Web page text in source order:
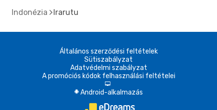
Indonézia Irarutu
Általános szerződési feltételek
Sütiszabályzat
Adatvédelmi szabályzat
A promóciós kódok felhasználási feltételei
d
A Android-alkalmazás